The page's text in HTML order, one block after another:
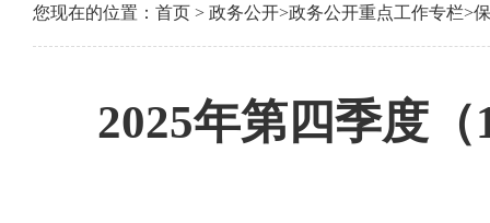
您现在的位置： 首页 > 政务公开>政务公开重点工作专栏>
2025年第四季度